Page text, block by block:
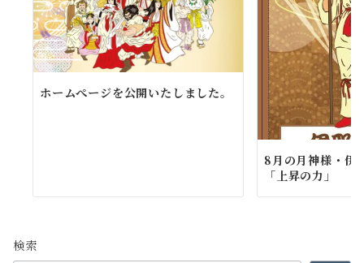
ホームぺージを公開いたしました。
8月の月神様・伊
「上昇の力」
検索